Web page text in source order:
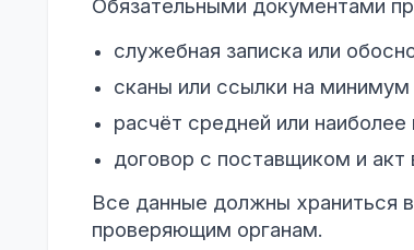
Обязательными документами
служебная записка или
сканы или ссылки на
расчёт средней или
договор с поставщиком и
Все данные должны храниться
проверяющим органам.